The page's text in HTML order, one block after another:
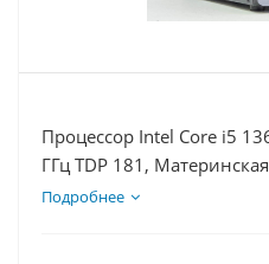
Процессор Intel Core i5
ГГц TDP 181,
Видеокарта GT 1030 2Гб,
Подробнее